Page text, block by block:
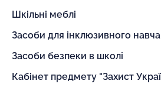
Шкільні меблі
Засоби для інклюзивного
Засоби безпеки в школі
Кабінет предмету "Захист